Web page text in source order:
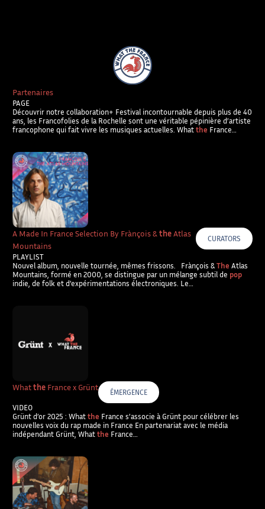
What The France – Back to homepage
Partenaires
PAGE
Découvrir notre collaboration+ Festival incontournable depuis plus de 40
ans, les Francofolies de la Rochelle sont une véritable pépinière d’artiste
francophone qui fait vivre les musiques actuelles. Whatthe France…
A Made In France Selection By Frànçois &theAtlas
Mountains
CURATORS
PLAYLIST
Nouvel album, nouvelle tournée, mêmes frissons. Frànçois &The Atlas
Mountains, formé en 2000, se distingue par un mélange subtil de pop
indie, de folk et d’expérimentations électroniques. Le…
Whatthe France x Grünt ÉMERGENCE
VIDEO
Grünt d’or 2025 : Whatthe France s’associe à Grünt pour célébrer les
nouvelles voix du rap made in France En partenariat avec le média
indépendant Grünt, Whatthe France…